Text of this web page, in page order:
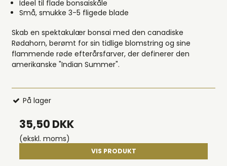
Ideel til flade bonsaiskåle
Små, smukke 3-5 fligede blade
Skab en spektakulær bonsai med den canadiske
Rødahorn, berømt for sin tidlige blomstring og sine
flammende røde efterårsfarver, der definerer den
amerikanske "Indian Summer".
På lager
35,50 DKK
(ekskl. moms)
VIS PRODUKT